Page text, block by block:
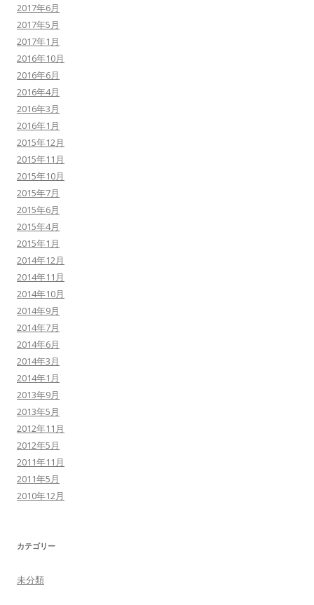
2017年6月
2017年5月
2017年1月
2016年10月
2016年6月
2016年4月
2016年3月
2016年1月
2015年12月
2015年11月
2015年10月
2015年7月
2015年6月
2015年4月
2015年1月
2014年12月
2014年11月
2014年10月
2014年9月
2014年7月
2014年6月
2014年3月
2014年1月
2013年9月
2013年5月
2012年11月
2012年5月
2011年11月
2011年5月
2010年12月
カテゴリー
未分類